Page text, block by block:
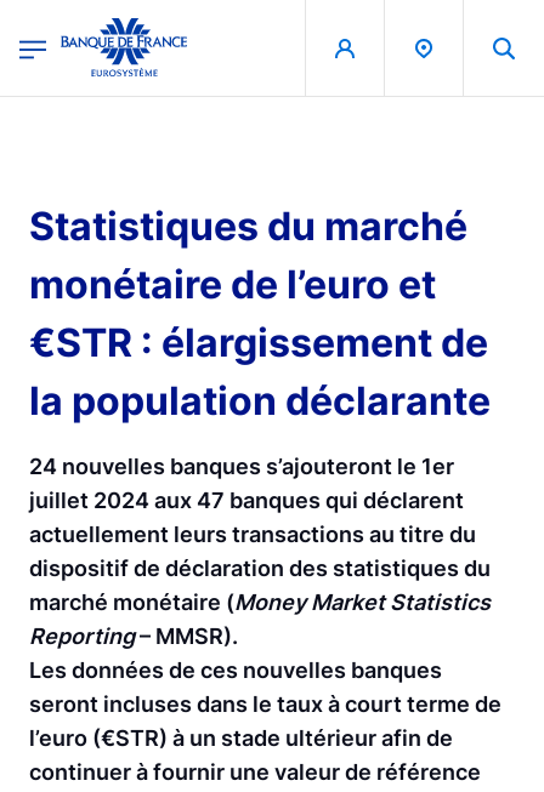
Banque de France - Menu Principal
Statistiques du marché
monétaire de l’euro et
€STR : élargissement de
la population déclarante
24 nouvelles banques s’ajouteront le 1er
juillet 2024 aux 47 banques qui déclarent
actuellement leurs transactions au titre du
dispositif de déclaration des statistiques du
marché monétaire (Money Market Statistics
Reporting– MMSR).
Les données de ces nouvelles banques
seront incluses dans le taux à court terme de
l’euro (€STR) à un stade ultérieur afin de
continuer à fournir une valeur de référence